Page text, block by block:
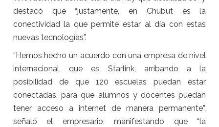
destacó que “justamente, en Chubut es la
conectividad la que permite estar al día con estas
nuevas tecnologías”.
“Hemos hecho un acuerdo con una empresa de nivel
internacional, que es Starlink, arribando a la
posibilidad de que 120 escuelas puedan estar
conectadas, para que alumnos y docentes puedan
tener acceso a internet de manera permanente”,
señaló el empresario, manifestando que “la